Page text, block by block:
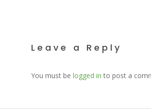
Leave a Reply
You must be logged in to post a